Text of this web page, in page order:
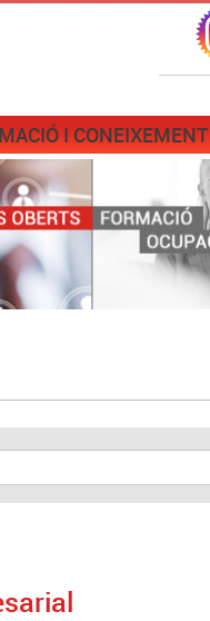
I CONEIXEMENT